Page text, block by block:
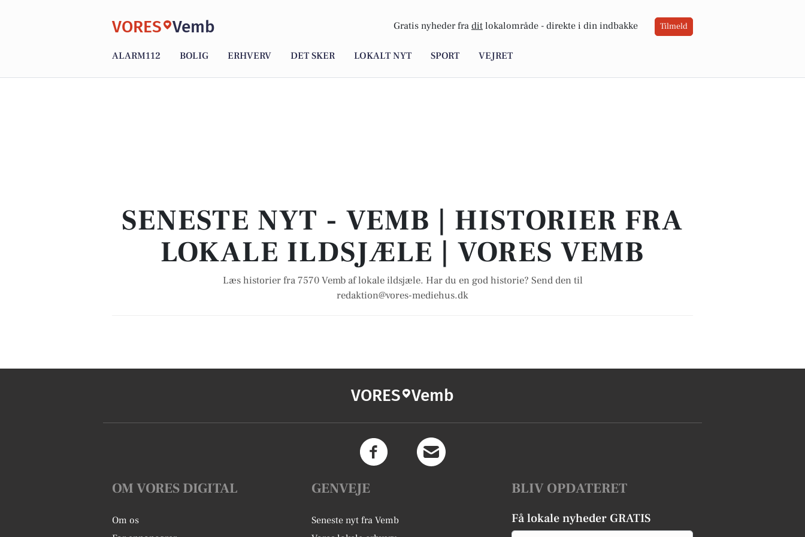
VORES Vemb Gratis nyheder fra dit lokalområde - direkte i din indbakke Tilmeld
ALARM112 BOLIG ERHVERV DET SKER LOKALT NYT SPORT VEJRET
SENESTE NYT - VEMB | HISTORIER FRA
LOKALE ILDSJÆLE | VORES VEMB
Læs historier fra 7570 Vemb af lokale ildsjæle. Har du en god historie? Send den til
redaktion@vores-mediehus.dk
VORES Vemb
OM VORES DIGITAL
Om os
GENVEJE
Seneste nyt fra Vemb
BLIV OPDATERET
Få lokale nyheder GRATIS